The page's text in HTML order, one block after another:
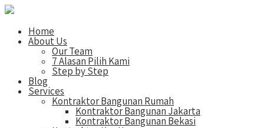
Home
About Us
Our Team
7 Alasan Pilih Kami
Step by Step
Blog
Services
Kontraktor Bangunan Rumah
Kontraktor Bangunan Jakarta
Kontraktor Bangunan Bekasi